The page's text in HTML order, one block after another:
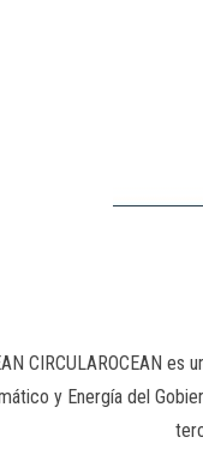
CIRCULAROCEAN
y Energía del